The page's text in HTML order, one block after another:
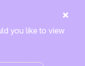
you like to view